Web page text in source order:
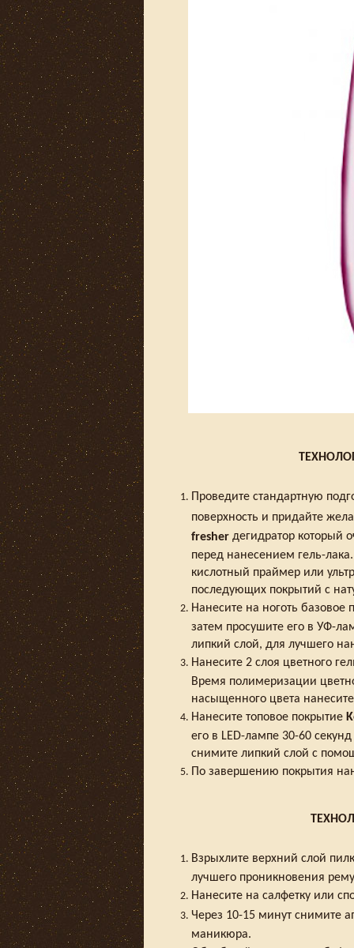
Проведите стандартную
поверхность и придайте
fresher дегидратор который
перед нанесением гель-
кислотный праймер или
последующих покрытий с
Нанесите на ноготь базовое
затем просушите его в УФ-
липкий слой, для лучшего
Нанесите 2 слоя цветного
Время полимеризации
насыщенного цвета
Нанесите топовое покрытие
его в LED-лампе 30-60
снимите липкий слой с
По завершению покрытия
Взрыхлите верхний слой
лучшего проникновения
Нанесите на салфетку или
Через 10-15 минут снимите
маникюра.